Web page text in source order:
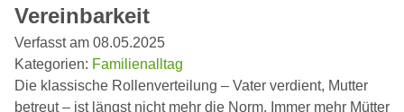
Vereinbarkeit
Verfasst am 08.05.2025
Kategorien: Familienalltag
Die klassische Rollenverteilung – Vater verdient, Mutter
betreut – ist längst nicht mehr die Norm. Immer mehr Mütter